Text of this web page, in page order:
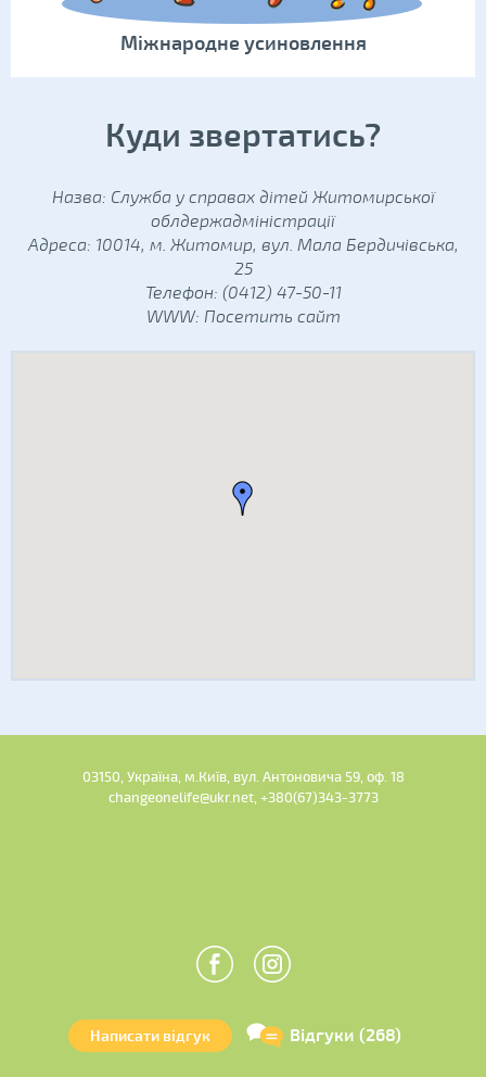
Міжнародне усиновлення
Куди звертатись?
Назва: Служба у справах дітей Житомирської
облдержадміністрації
Адреса: 10014, м. Житомир, вул. Мала Бердичівська,
25
Телефон: (0412) 47-50-11
WWW: Посетить сайт
03150, Україна, м.Київ, вул. Антоновича 59, оф. 18
changeonelife@ukr.net, +380(67)343-3773
Написати відгук Відгуки (268)